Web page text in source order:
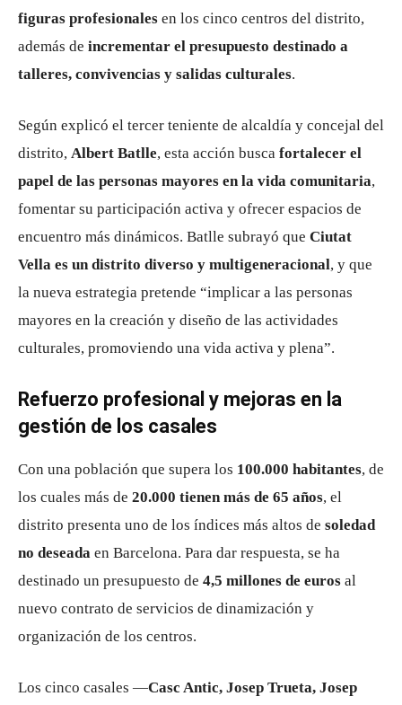
figuras profesionales en los cinco centros del distrito,
además de incrementar el presupuesto destinado a
talleres, convivencias y salidas culturales.
Según explicó el tercer teniente de alcaldía y concejal del
distrito, Albert Batlle, esta acción busca fortalecer el
papel de las personas mayores en la vida comunitaria,
fomentar su participación activa y ofrecer espacios de
encuentro más dinámicos. Batlle subrayó que Ciutat
Vella es un distrito diverso y multigeneracional, y que
la nueva estrategia pretende “implicar a las personas
mayores en la creación y diseño de las actividades
culturales, promoviendo una vida activa y plena”.
Refuerzo profesional y mejoras en la
gestión de los casales
Con una población que supera los 100.000 habitantes, de
los cuales más de 20.000 tienen más de 65 años, el
distrito presenta uno de los índices más altos de soledad
no deseada en Barcelona. Para dar respuesta, se ha
destinado un presupuesto de 4,5 millones de euros al
nuevo contrato de servicios de dinamización y
organización de los centros.
Los cinco casales —Casc Antic, Josep Trueta, Josep